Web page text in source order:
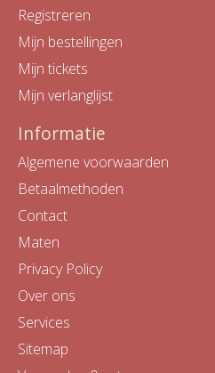
Registreren
Mijn bestellingen
Mijn tickets
Mijn verlanglijst
Informatie
Algemene voorwaarden
Betaalmethoden
Contact
Maten
Privacy Policy
Over ons
Services
Sitemap